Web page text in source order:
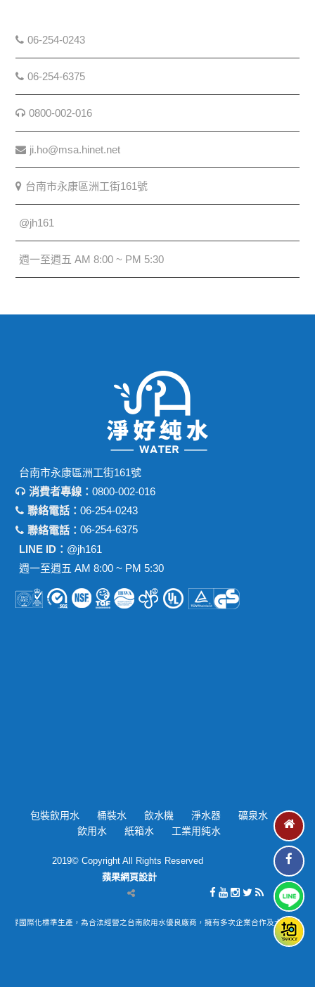
06-254-0243
06-254-6375
0800-002-016
ji.ho@msa.hinet.net
台南市永康區洲工街161號
@jh161
週一至週五 AM 8:00 ~ PM 5:30
台南市永康區洲工街161號
消費者專線：0800-002-016
聯絡電話：06-254-0243
聯絡電話：06-254-6375
LINE ID： @jh161
週一至週五 AM 8:00 ~ PM 5:30
包裝飲用水 桶裝水 飲水機 淨水器
礦泉水
飲用水
紙箱水 工業用純水
2019© Copyright All Rights Reserved
蘋果網頁設計
業界國際化標準生產‎，為合法經營之台南飲用水優良廠商，擁有多次企業合作及大小型活